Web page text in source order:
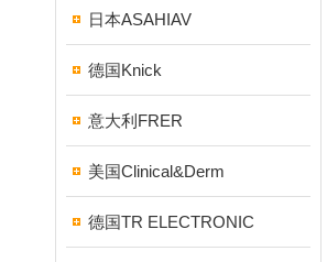
日本ASAHIAV
德国Knick
意大利FRER
美国Clinical&Derm
德国TR ELECTRONIC